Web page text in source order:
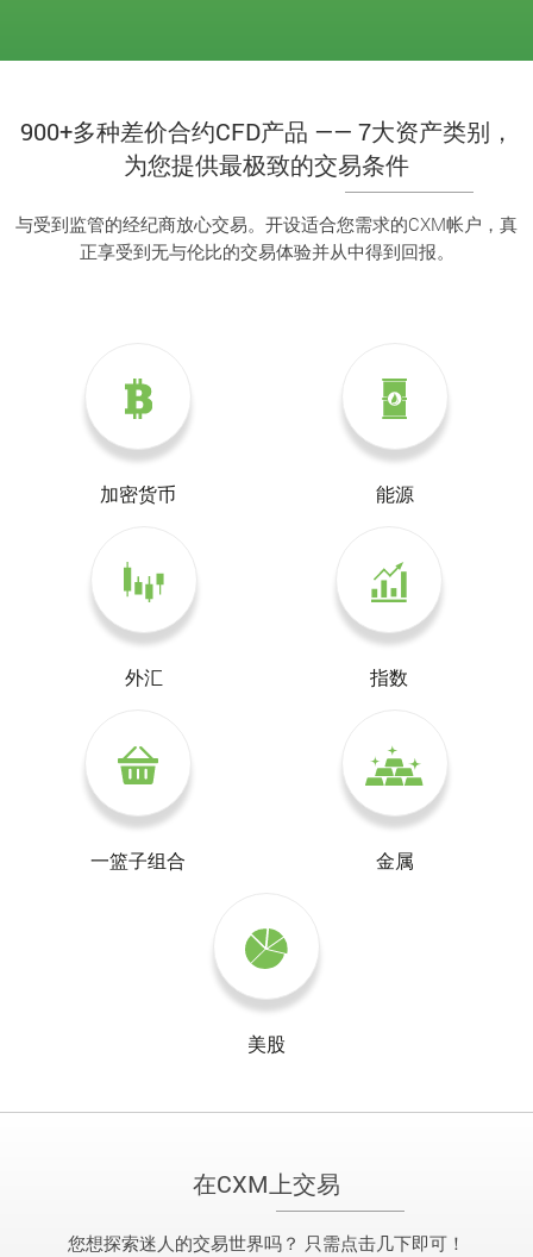
900+多种差价合约CFD产品 —— 7大资产类别，
为您提供最极致的交易条件
与受到监管的经纪商放心交易。开设适合您需求的CXM帐户，真
正享受到无与伦比的交易体验并从中得到回报。
加密货币 能源
外汇 指数
一篮子组合 金属
美股
在CXM上交易
您想探索迷人的交易世界吗？ 只需点击几下即可！